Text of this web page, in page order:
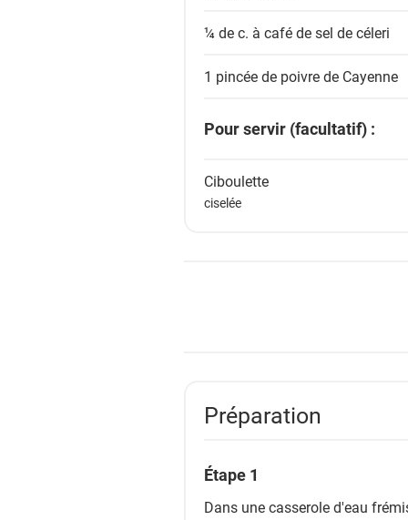
¼ de c. à café desel de céleri
1 pincée de poivre de Cayenne
Pour servir (facultatif) :
Ciboulette
ciselée
Préparation
Étape 1
Dans une casserole d'eau